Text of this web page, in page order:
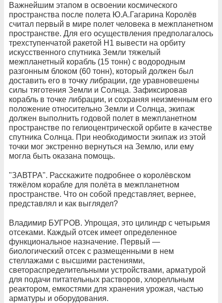
Важнейшим этапом в освоении космического
пространства после полета Ю.А.Гагарина Королёв
считал первый в мире полет человека в межпланетном
пространстве. Для его осуществления предполагалось
трехступенчатой ракетой Н1 вывести на орбиту
искусственного спутника Земли тяжелый
межпланетный корабль (15 тонн) с водородным
разгонным блоком (60 тонн), который должен был
доставить его в точку либрации, где уравновешены
силы тяготения Земли и Солнца. Зафиксировав
корабль в точке либрации, и сохраняя неизменным его
положение относительно Земли и Солнца, экипаж
должен выполнить годовой полет в межпланетном
пространстве по гелиоцентрической орбите в качестве
спутника Солнца. При необходимости экипаж из этой
точки мог экстренно вернуться на Землю, или ему
могла быть оказана помощь.
"ЗАВТРА". Расскажите подробнее о королёвском
тяжёлом корабле для полёта в межпланетном
пространстве. Что он собой представляет, вернее,
представлял и как выглядел?
Владимир БУГРОВ. Упрощая, это цилиндр с четырьмя
отсеками. Каждый отсек имеет определенное
функциональное назначение. Первый —
биологический отсек с размещенными в нем
стеллажами с высшими растениями,
светораспределительными устройствами, арматурой
для подачи питательных растворов, хлорелльным
реактором, емкостями для хранения урожая, частью
арматуры и оборудования.